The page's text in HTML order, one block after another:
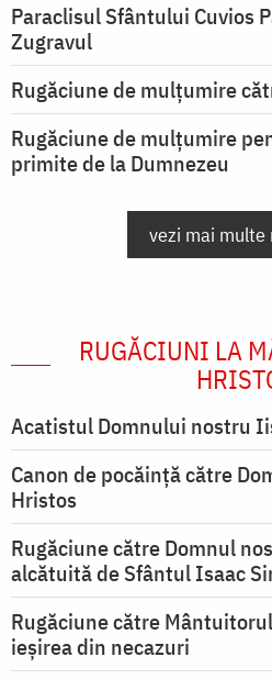
Paraclisul Sfântului Cuvios
Zugravul
Rugăciune de mulţumire
Rugăciune de mulțumire
primite de la Dumnezeu
vezi mai multe
RUGĂCIUNI LA
Acatistul Domnului nostru
Canon de pocăință către
Hristos
Rugăciune către Domnul
alcătuită de Sfântul Isaac
Rugăciune către
ieşirea din necazuri